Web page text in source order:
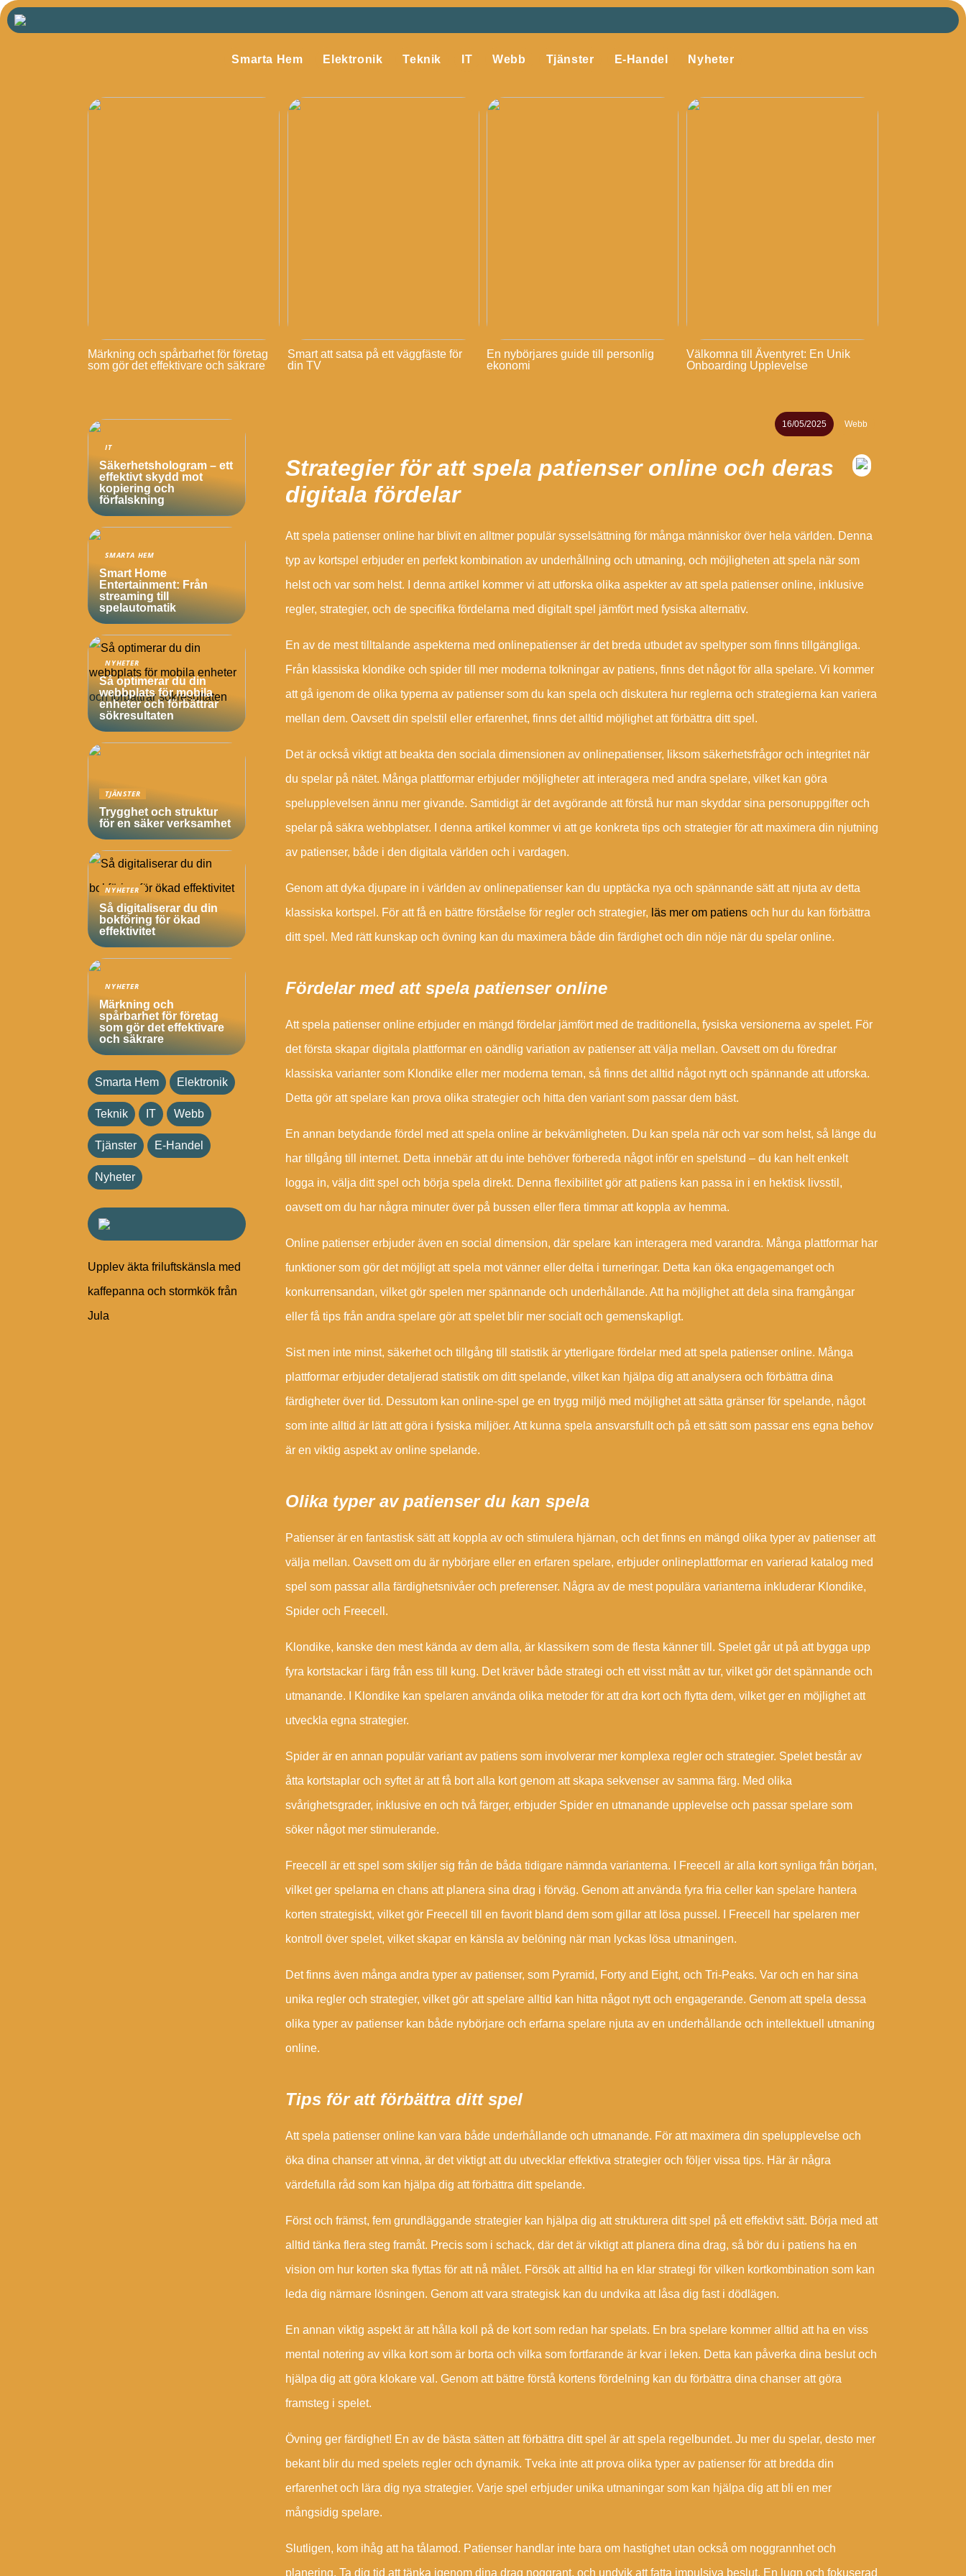
Smarta Hem Elektronik Teknik IT Webb Tjänster E-Handel Nyheter
Märkning och spårbarhet för företag
som gör det effektivare och säkrare
Smart att satsa på ett väggfäste för
din TV
En nybörjares guide till personlig
ekonomi
Välkomna till Äventyret: En Unik
Onboarding Upplevelse
16/05/2025 Webb
Strategier för att spela patienser online och deras
digitala fördelar
Att spela patienser online har blivit en alltmer populär sysselsättning för många människor över hela världen. Denna
typ av kortspel erbjuder en perfekt kombination av underhållning och utmaning, och möjligheten att spela när som
helst och var som helst. I denna artikel kommer vi att utforska olika aspekter av att spela patienser online, inklusive
regler, strategier, och de specifika fördelarna med digitalt spel jämfört med fysiska alternativ.
En av de mest tilltalande aspekterna med onlinepatienser är det breda utbudet av speltyper som finns tillgängliga.
Från klassiska klondike och spider till mer moderna tolkningar av patiens, finns det något för alla spelare. Vi kommer
att gå igenom de olika typerna av patienser som du kan spela och diskutera hur reglerna och strategierna kan variera
mellan dem. Oavsett din spelstil eller erfarenhet, finns det alltid möjlighet att förbättra ditt spel.
Det är också viktigt att beakta den sociala dimensionen av onlinepatienser, liksom säkerhetsfrågor och integritet när
du spelar på nätet. Många plattformar erbjuder möjligheter att interagera med andra spelare, vilket kan göra
spelupplevelsen ännu mer givande. Samtidigt är det avgörande att förstå hur man skyddar sina personuppgifter och
spelar på säkra webbplatser. I denna artikel kommer vi att ge konkreta tips och strategier för att maximera din njutning
av patienser, både i den digitala världen och i vardagen.
Genom att dyka djupare in i världen av onlinepatienser kan du upptäcka nya och spännande sätt att njuta av detta
klassiska kortspel. För att få en bättre förståelse för regler och strategier, läs mer om patiens och hur du kan förbättra
ditt spel. Med rätt kunskap och övning kan du maximera både din färdighet och din nöje när du spelar online.
Fördelar med att spela patienser online
Att spela patienser online erbjuder en mängd fördelar jämfört med de traditionella, fysiska versionerna av spelet. För
det första skapar digitala plattformar en oändlig variation av patienser att välja mellan. Oavsett om du föredrar
klassiska varianter som Klondike eller mer moderna teman, så finns det alltid något nytt och spännande att utforska.
Detta gör att spelare kan prova olika strategier och hitta den variant som passar dem bäst.
En annan betydande fördel med att spela online är bekvämligheten. Du kan spela när och var som helst, så länge du
har tillgång till internet. Detta innebär att du inte behöver förbereda något inför en spelstund – du kan helt enkelt
logga in, välja ditt spel och börja spela direkt. Denna flexibilitet gör att patiens kan passa in i en hektisk livsstil,
oavsett om du har några minuter över på bussen eller flera timmar att koppla av hemma.
Online patienser erbjuder även en social dimension, där spelare kan interagera med varandra. Många plattformar har
funktioner som gör det möjligt att spela mot vänner eller delta i turneringar. Detta kan öka engagemanget och
konkurrensandan, vilket gör spelen mer spännande och underhållande. Att ha möjlighet att dela sina framgångar
eller få tips från andra spelare gör att spelet blir mer socialt och gemenskapligt.
Sist men inte minst, säkerhet och tillgång till statistik är ytterligare fördelar med att spela patienser online. Många
plattformar erbjuder detaljerad statistik om ditt spelande, vilket kan hjälpa dig att analysera och förbättra dina
färdigheter över tid. Dessutom kan online-spel ge en trygg miljö med möjlighet att sätta gränser för spelande, något
som inte alltid är lätt att göra i fysiska miljöer. Att kunna spela ansvarsfullt och på ett sätt som passar ens egna behov
är en viktig aspekt av online spelande.
Olika typer av patienser du kan spela
Patienser är en fantastisk sätt att koppla av och stimulera hjärnan, och det finns en mängd olika typer av patienser att
välja mellan. Oavsett om du är nybörjare eller en erfaren spelare, erbjuder onlineplattformar en varierad katalog med
spel som passar alla färdighetsnivåer och preferenser. Några av de mest populära varianterna inkluderar Klondike,
Spider och Freecell.
Klondike, kanske den mest kända av dem alla, är klassikern som de flesta känner till. Spelet går ut på att bygga upp
fyra kortstackar i färg från ess till kung. Det kräver både strategi och ett visst mått av tur, vilket gör det spännande och
utmanande. I Klondike kan spelaren använda olika metoder för att dra kort och flytta dem, vilket ger en möjlighet att
utveckla egna strategier.
Spider är en annan populär variant av patiens som involverar mer komplexa regler och strategier. Spelet består av
åtta kortstaplar och syftet är att få bort alla kort genom att skapa sekvenser av samma färg. Med olika
svårighetsgrader, inklusive en och två färger, erbjuder Spider en utmanande upplevelse och passar spelare som
söker något mer stimulerande.
Freecell är ett spel som skiljer sig från de båda tidigare nämnda varianterna. I Freecell är alla kort synliga från början,
vilket ger spelarna en chans att planera sina drag i förväg. Genom att använda fyra fria celler kan spelare hantera
korten strategiskt, vilket gör Freecell till en favorit bland dem som gillar att lösa pussel. I Freecell har spelaren mer
kontroll över spelet, vilket skapar en känsla av belöning när man lyckas lösa utmaningen.
Det finns även många andra typer av patienser, som Pyramid, Forty and Eight, och Tri-Peaks. Var och en har sina
unika regler och strategier, vilket gör att spelare alltid kan hitta något nytt och engagerande. Genom att spela dessa
olika typer av patienser kan både nybörjare och erfarna spelare njuta av en underhållande och intellektuell utmaning
online.
Tips för att förbättra ditt spel
Att spela patienser online kan vara både underhållande och utmanande. För att maximera din spelupplevelse och
öka dina chanser att vinna, är det viktigt att du utvecklar effektiva strategier och följer vissa tips. Här är några
värdefulla råd som kan hjälpa dig att förbättra ditt spelande.
Först och främst, fem grundläggande strategier kan hjälpa dig att strukturera ditt spel på ett effektivt sätt. Börja med att
alltid tänka flera steg framåt. Precis som i schack, där det är viktigt att planera dina drag, så bör du i patiens ha en
vision om hur korten ska flyttas för att nå målet. Försök att alltid ha en klar strategi för vilken kortkombination som kan
leda dig närmare lösningen. Genom att vara strategisk kan du undvika att låsa dig fast i dödlägen.
En annan viktig aspekt är att hålla koll på de kort som redan har spelats. En bra spelare kommer alltid att ha en viss
mental notering av vilka kort som är borta och vilka som fortfarande är kvar i leken. Detta kan påverka dina beslut och
hjälpa dig att göra klokare val. Genom att bättre förstå kortens fördelning kan du förbättra dina chanser att göra
framsteg i spelet.
Övning ger färdighet! En av de bästa sätten att förbättra ditt spel är att spela regelbundet. Ju mer du spelar, desto mer
bekant blir du med spelets regler och dynamik. Tveka inte att prova olika typer av patienser för att bredda din
erfarenhet och lära dig nya strategier. Varje spel erbjuder unika utmaningar som kan hjälpa dig att bli en mer
mångsidig spelare.
Slutligen, kom ihåg att ha tålamod. Patienser handlar inte bara om hastighet utan också om noggrannhet och
planering. Ta dig tid att tänka igenom dina drag noggrant, och undvik att fatta impulsiva beslut. En lugn och fokuserad
IT
Säkerhetshologram – ett
effektivt skydd mot
kopiering och
förfalskning
SMARTA HEM
Smart Home
Entertainment: Från
streaming till
spelautomatik
NYHETER
Så optimerar du din
webbplats för mobila
enheter och förbättrar
sökresultaten
TJÄNSTER
Trygghet och struktur
för en säker verksamhet
NYHETER
Så digitaliserar du din
bokföring för ökad
effektivitet
NYHETER
Märkning och
spårbarhet för företag
som gör det effektivare
och säkrare
Smarta Hem Elektronik
Teknik IT Webb
Tjänster E-Handel
Nyheter
Upplev äkta friluftskänsla med
kaffepanna och stormkök från
Jula